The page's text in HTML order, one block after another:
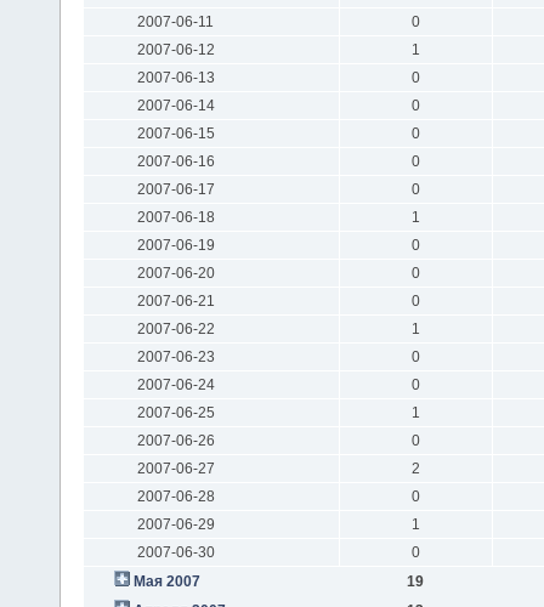
2007-06-11
0
2007-06-12
1
2007-06-13
0
2007-06-14
0
2007-06-15
0
2007-06-16
0
2007-06-17
0
2007-06-18
1
2007-06-19
0
2007-06-20
0
2007-06-21
0
2007-06-22
1
2007-06-23
0
2007-06-24
0
2007-06-25
1
2007-06-26
0
2007-06-27
2
2007-06-28
0
2007-06-29
1
2007-06-30
0
Мая 2007
19